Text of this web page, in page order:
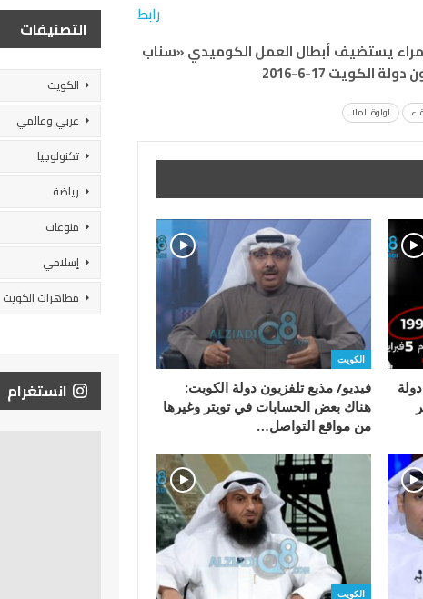
رابط
يستضيف أبطال العمل الكوميدي «سناب
17-6-2016
لولوة الملا
الكويت
فيديو/ مذيع تلفزيون دولة الكويت:
هناك بعض الحسابات في تويتر وغيرها
من مواقع التواصل…
الكويت
التصنيفات
الكويت
عربي وعالمي
تكنولوجيا
رياضة
منوعات
إسلامي
مظاهرات الكويت
انستغرام